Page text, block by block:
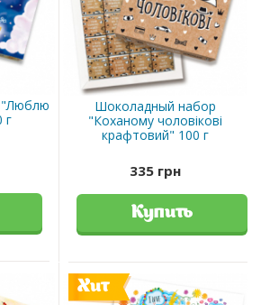
"Люблю
г
Шоколадный набор
"Коханому чоловікові
крафтовий" 100 г
335 грн
Купить
Хит